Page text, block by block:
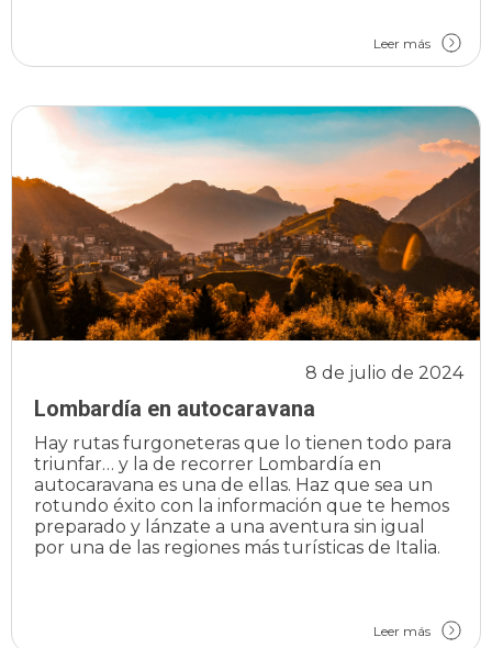
Leer más
Lombardía en autocaravana
8 de julio de 2024
Hay rutas furgoneteras que lo tienen todo para
triunfar… y la de recorrer Lombardía en
autocaravana es una de ellas. Haz que sea un
rotundo éxito con la información que te hemos
preparado y lánzate a una aventura sin igual
por una de las regiones más turísticas de Italia.
Leer más